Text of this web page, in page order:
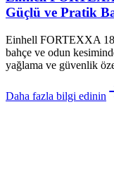
Güçlü ve Pratik
Einhell FORTEXXA
bahçe ve odun
yağlama ve güvenlik
Daha fazla bilgi edinin